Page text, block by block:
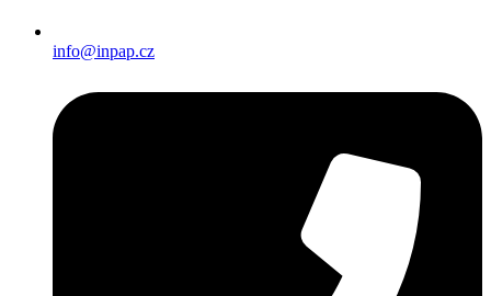
info@inpap.cz